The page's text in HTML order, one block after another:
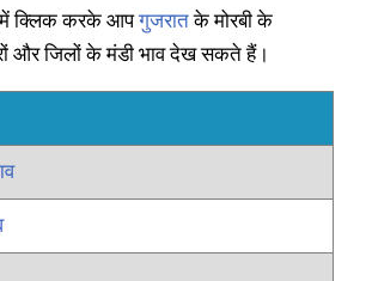
में क्लिक करके आपगुजरातके मोरबी के
और जिलों के मंडी भाव देख सकते हैं।